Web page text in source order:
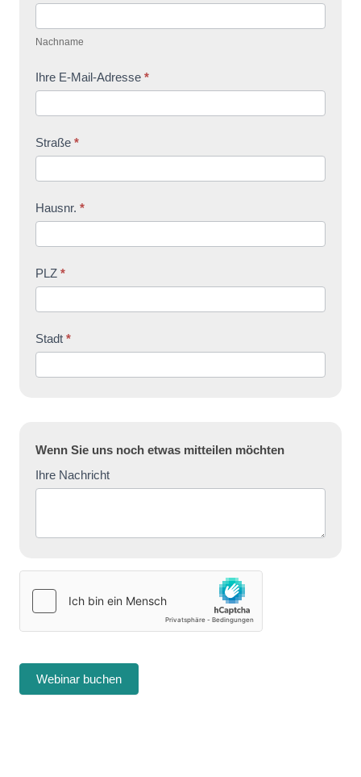
Nachname
Ihre E-Mail-Adresse *
Straße *
Hausnr. *
PLZ *
Stadt *
Wenn Sie uns noch etwas mitteilen möchten
Ihre Nachricht
Webinar buchen